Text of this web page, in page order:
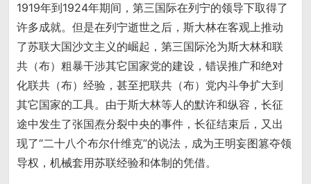
1919年到1924年期间，第三国际在列宁的领导下取得了
许多成就。但是在列宁逝世之后，斯大林在客观上推动
了苏联大国沙文主义的崛起，第三国际沦为斯大林和联
共（布）粗暴干涉其它国家党的建设，错误推广和绝对
化联共（布）经验，甚至把联共（布）党内斗争扩大到
其它国家的工具。由于斯大林等人的默许和纵容，长征
途中发生了张国焘分裂中央的事件，长征结束后，又出
现了“二十八个布尔什维克”的说法，成为王明妄图篡夺领
导权，机械套用苏联经验和体制的凭借。